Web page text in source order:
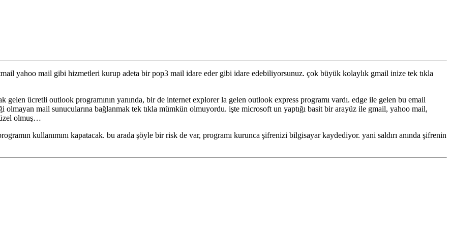
yahoo mail gibi hizmetleri kurup adeta bir pop3 mail idare eder gibi idare edebiliyorsunuz. çok büyük kolaylık gmail inize tek tıkla
ücretli outlook programının yanında, bir de internet explorer la gelen outlook express programı vardı. edge ile gelen bu email
olmayan mail sunucularına bağlanmak tek tıkla mümkün olmuyordu. işte microsoft un yaptığı basit bir arayüz ile gmail, yahoo mail,
olmuş…
kullanımını kapatacak. bu arada şöyle bir risk de var, programı kurunca şifrenizi bilgisayar kaydediyor. yani saldırı anında şifrenin